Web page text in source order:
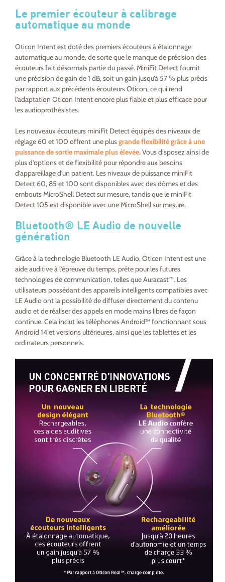
Le premier écouteur à calibrage
automatique au monde
Oticon Intent est doté des premiers écouteurs à étalonnage
automatique au monde, de sorte que le manque de précision des
écouteurs fait désormais partie du passé. MiniFit Detect fournit
une précision de gain de 1 dB, soit un gain jusqu’à 57 % plus précis
par rapport aux précédents écouteurs Oticon, ce qui rend
l’adaptation Oticon Intent encore plus fiable et plus efficace pour
les audioprothésistes.
Les nouveaux écouteurs miniFit Detect équipés des niveaux de
réglage 60 et 100 offrent une plusgrande flexibilitégrâce à une
puissance de sortie maximale plus élevée.Vous disposez ainsi de
plus d’options et de flexibilité pour répondre aux besoins
d’appareillage d’un patient. Les niveaux de puissance miniFit
Detect 60, 85 et 100 sont disponibles avec des dômes et des
embouts MicroShell Detect sur mesure, tandis que le miniFit
Detect 105 est disponible avec une MicroShell sur mesure.
Bluetooth® LE Audio de nouvelle
génération
Grâce à la technologie Bluetooth LE Audio, Oticon Intent est une
aide auditive à l’épreuve du temps, prête pour les futures
technologies de communication, telles que Auracast™. Les
utilisateurs possédant des appareils intelligents compatibles avec
LE Audio ont la possibilité de diffuser directement du contenu
audio et de réaliser des appels en mode mains libres de façon
continue. Cela inclut les téléphones Android™ fonctionnant sous
Android 14 et versions ultérieures, ainsi que les tablettes et les
ordinateurs personnels.